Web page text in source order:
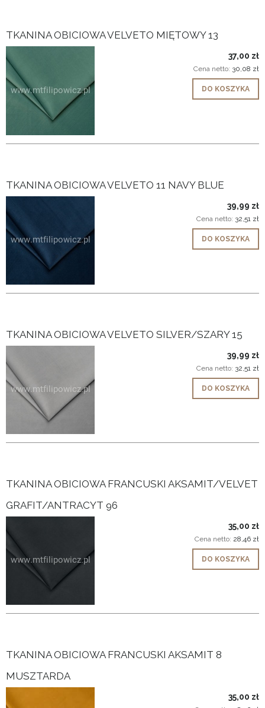
TKANINA OBICIOWA VELVETO MIĘTOWY 13
37,00 zł
Cena netto: 30,08 zł
DO KOSZYKA
TKANINA OBICIOWA VELVETO 11 NAVY BLUE
39,99 zł
Cena netto: 32,51 zł
DO KOSZYKA
TKANINA OBICIOWA VELVETO SILVER/SZARY 15
39,99 zł
Cena netto: 32,51 zł
DO KOSZYKA
TKANINA OBICIOWA FRANCUSKI AKSAMIT/VELVET
GRAFIT/ANTRACYT 96
35,00 zł
Cena netto: 28,46 zł
DO KOSZYKA
TKANINA OBICIOWA FRANCUSKI AKSAMIT 8
MUSZTARDA
35,00 zł